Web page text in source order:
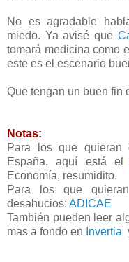
No es agradable
miedo. Ya avisé que
tomará medicina como
este es el escenario
Que tengan un buen fin
Notas:
Para los que quieran
España, aquí está el
Economía, resumidito.
Para los que
desahucios: ADICAE
También pueden leer
mas a fondo en Invertia